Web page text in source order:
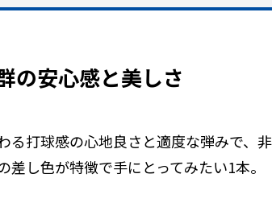
の安心感と美しさ
る打球感の心地良さと適度な弾みで、
差し色が特徴で手にとってみたい1本。